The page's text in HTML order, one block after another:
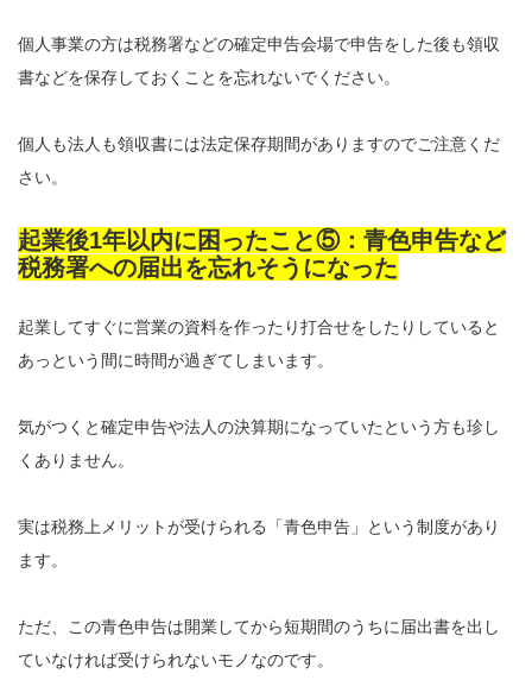
個人事業の方は税務署などの確定申告会場で申告をした後も領収
書などを保存しておくことを忘れないでください。
個人も法人も領収書には法定保存期間がありますのでご注意くだ
さい。
起業後1年以内に困ったこと⑤：青色申告など
税務署への届出を忘れそうになった
起業してすぐに営業の資料を作ったり打合せをしたりしていると
あっという間に時間が過ぎてしまいます。
気がつくと確定申告や法人の決算期になっていたという方も珍し
くありません。
実は税務上メリットが受けられる「青色申告」という制度があり
ます。
ただ、この青色申告は開業してから短期間のうちに届出書を出し
ていなければ受けられないモノなのです。